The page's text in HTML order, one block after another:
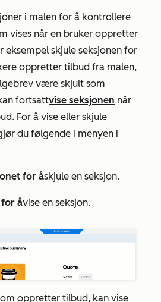
i malen for å kontrollere
vises når en bruker oppretter
eksempel skjule seksjonen for
oppretter tilbud fra malen,
være skjult som
fortsattvise seksjonen når
For å vise eller skjule
du følgende i menyen i
for åskjule en seksjon.
åvise en seksjon.
oppretter tilbud, kan vise